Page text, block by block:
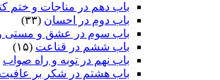
باب دهم در مناجات و ختم
باب دوم در احسان (۳۳)
باب سوم در عشق و مستی
باب ششم در قناعت (۱۵)
باب نهم در توبه و راه صواب
باب هشتم در شکر بر عافیت